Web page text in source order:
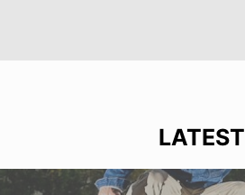
LATEST